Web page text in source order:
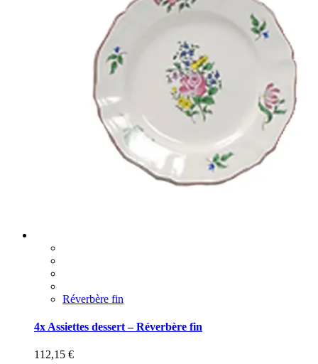
Réverbère fin
4x Assiettes dessert – Réverbère fin
112,15 €